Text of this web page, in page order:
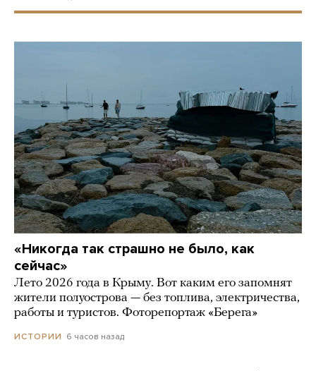
«Никогда так страшно не было, как
сейчас»
Лето 2026 года в Крыму. Вот каким его запомнят
жители полуострова — без топлива, электричества,
работы и туристов. Фоторепортаж «Берега»
ИСТОРИИ 6 часов назад